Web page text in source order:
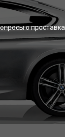
о